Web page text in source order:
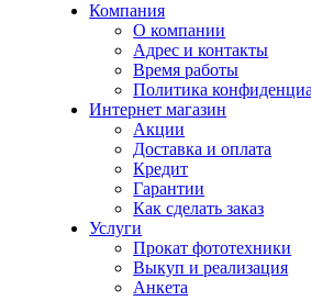
Компания
О компании
Адрес и контакты
Время работы
Политика
Интернет магазин
Акции
Доставка и оплата
Кредит
Гарантии
Как сделать заказ
Услуги
Прокат фототехники
Выкуп и реализация
Анкета